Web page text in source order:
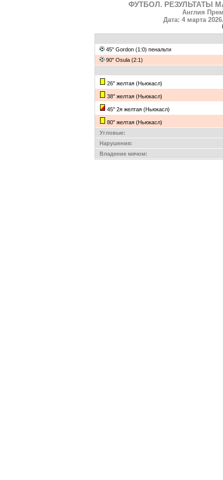
ФУТБОЛ. РЕЗУЛЬТАТЫ
Англия
Дата: 4 марта
45'' Gordon (1:0) пенальти
90'' Osula (2:1)
26'' желтая (Ньюкасл)
38'' желтая (Ньюкасл)
45'' 2я желтая (Ньюкасл)
80'' желтая (Ньюкасл)
Угловые:
Нарушения:
Владение мячом: